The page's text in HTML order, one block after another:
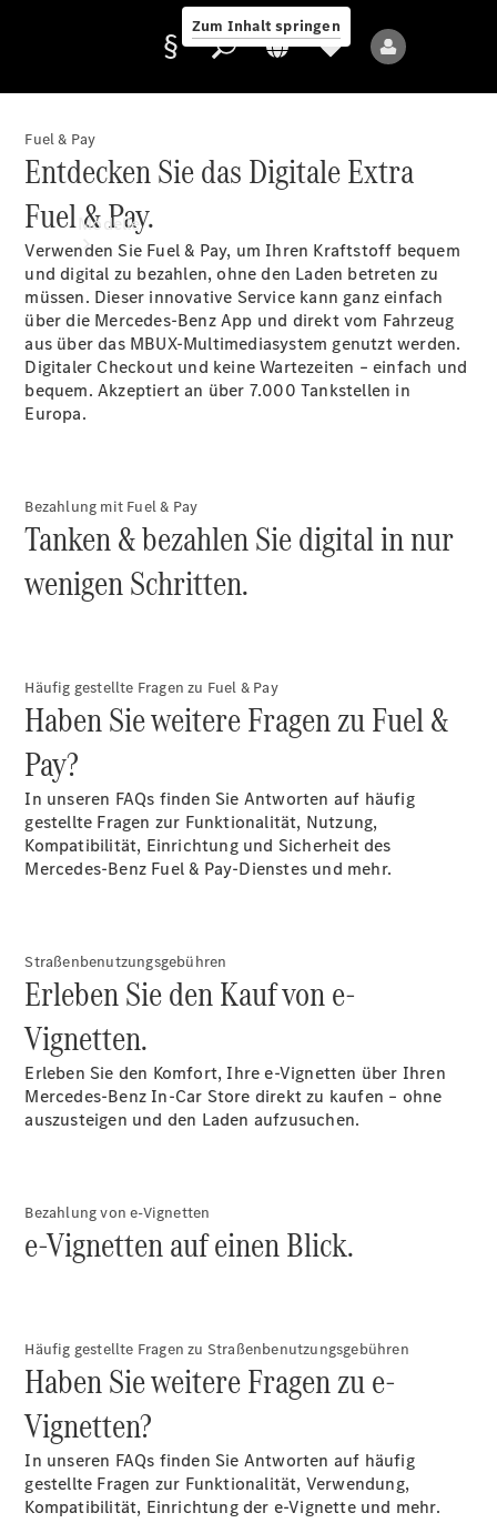
Zum Inhalt springen
Anbieter/Datenschutz
Modelle
Alle Modelle
Neue Modelle
Plug-in-Hybrid Modelle
Limousine
Alle
CLA
C-Klasse
Limousine
C-Klasse
Elektrisch
EQS
Limousine
E-Klasse
Limousine
S-Klasse
S-Klasse
Lang
Mercedes-
Konfigurator
Mercedes-
Alle SUVs
EQA
Elektrisch
EQE
Fuel & Pay
Entdecken Sie das Digitale Extra
Fuel & Pay.
Verwenden Sie Fuel & Pay, um Ihren Kraftstoff bequem
und digital zu bezahlen, ohne den Laden betreten zu
müssen. Dieser innovative Service kann ganz einfach
über die Mercedes-Benz App und direkt vom Fahrzeug
aus über das MBUX-Multimediasystem genutzt werden.
Digitaler Checkout und keine Wartezeiten – einfach und
bequem. Akzeptiert an über 7.000 Tankstellen in
Europa.
Bezahlung mit Fuel & Pay
Tanken & bezahlen Sie digital in nur
wenigen Schritten.
Häufig gestellte Fragen zu Fuel & Pay
Haben Sie weitere Fragen zu Fuel &
Pay?
In unseren FAQs finden Sie Antworten auf häufig
gestellte Fragen zur Funktionalität, Nutzung,
Kompatibilität, Einrichtung und Sicherheit des
Mercedes-Benz Fuel & Pay-Dienstes und mehr.
Straßenbenutzungsgebühren
Erleben Sie den Kauf von e-
Vignetten.
Erleben Sie den Komfort, Ihre e-Vignetten über Ihren
Mercedes-Benz In-Car Store direkt zu kaufen – ohne
auszusteigen und den Laden aufzusuchen.
Bezahlung von e-Vignetten
e-Vignetten auf einen Blick.
Häufig gestellte Fragen zu Straßenbenutzungsgebühren
Haben Sie weitere Fragen zu e-
Vignetten?
In unseren FAQs finden Sie Antworten auf häufig
gestellte Fragen zur Funktionalität, Verwendung,
Kompatibilität, Einrichtung der e-Vignette und mehr.